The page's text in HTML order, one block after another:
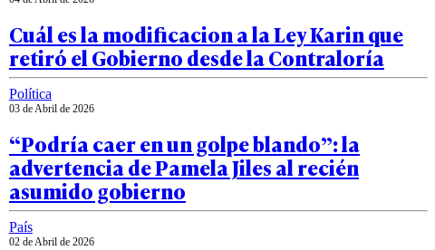
Cuál es la modificacion a la Ley Karin que
retiró el Gobierno desde la Contraloría
Política
03 de Abril de 2026
“Podría caer en un golpe blando”: la
advertencia de Pamela Jiles al recién
asumido gobierno
País
02 de Abril de 2026